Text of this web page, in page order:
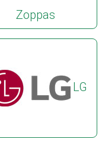
Zoppas
LG